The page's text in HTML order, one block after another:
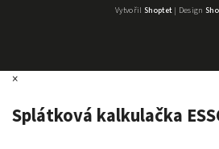
Vytvořil Shoptet| Design
×
Splátková kalkulačka